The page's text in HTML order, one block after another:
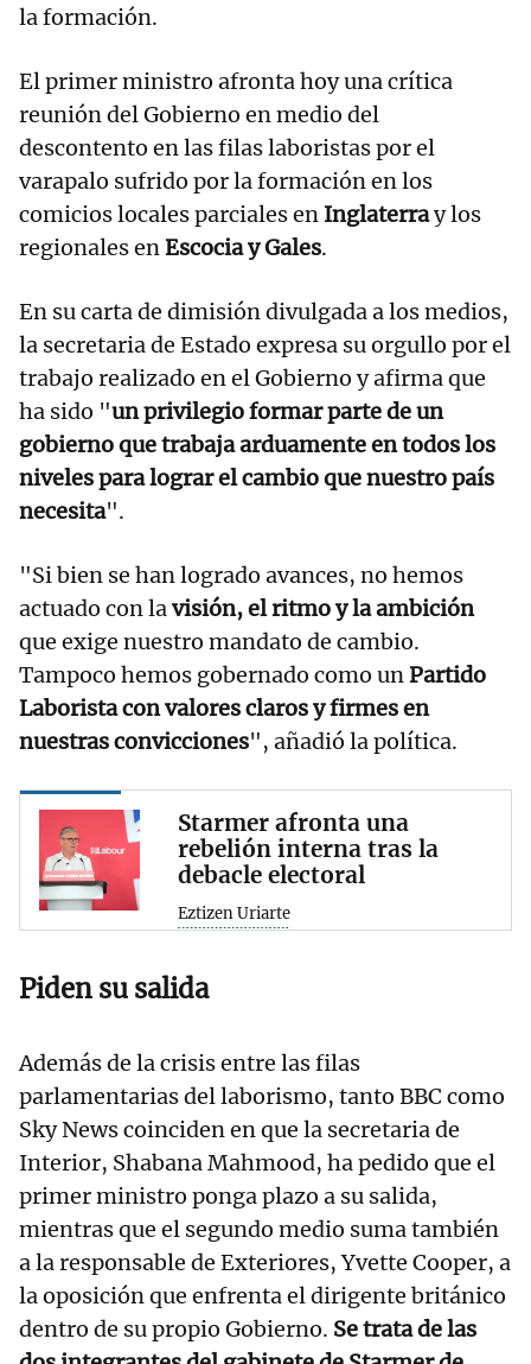
la formación.
El primer ministro afronta hoy una crítica
reunión del Gobierno en medio del
descontento en las filas laboristas por el
varapalo sufrido por la formación en los
comicios locales parciales en Inglaterray los
regionales enEscocia y Gales.
En su carta de dimisión divulgada a los medios,
la secretaria de Estado expresa su orgullo por el
trabajo realizado en el Gobierno y afirma que
ha sido "un privilegio formar parte de un
gobierno que trabaja arduamente en todos los
niveles para lograr el cambio que nuestro país
necesita".
"Si bien se han logrado avances, no hemos
actuado con lavisión, el ritmo y la ambición
que exige nuestro mandato de cambio.
Tampoco hemos gobernado como unPartido
Laborista con valores claros y firmes en
nuestras convicciones", añadió la política.
Starmer afronta una
rebelión interna tras la
debacle electoral
Eztizen Uriarte
Piden su salida
Además de la crisis entre las filas
parlamentarias del laborismo, tanto BBC como
Sky News coinciden en que la secretaria de
Interior, Shabana Mahmood, ha pedido que el
primer ministro ponga plazo a su salida,
mientras que el segundo medio suma también
a la responsable de Exteriores, Yvette Cooper, a
la oposición que enfrenta el dirigente británico
dentro de su propio Gobierno. Se trata de las